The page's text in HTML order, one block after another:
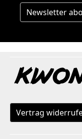
Newsletter
Vertrag